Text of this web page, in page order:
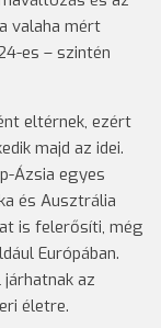
valaha mért
es – szintén
eltérnek, ezért
majd az idei.
Ázsia egyes
és Ausztrália
is felerősíti, még
Európában.
az
életre.